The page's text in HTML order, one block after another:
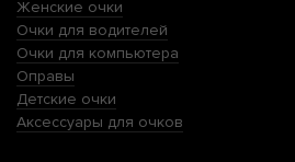
Женские очки
Очки для водителей
Очки для компьютера
Оправы
Детские очки
Аксессуары для очков